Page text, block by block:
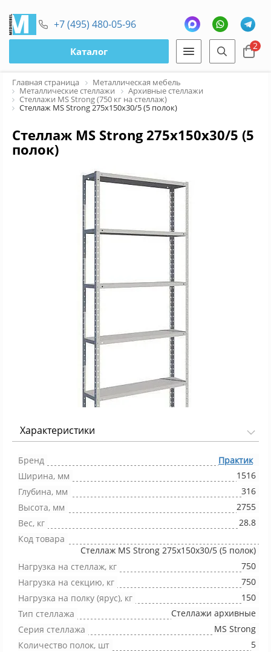
+7 (495) 480-05-96
Каталог 2
Главная страница Металлическая мебель
Металлические стеллажи Архивные стеллажи
Стеллажи MS Strong (750 кг на стеллаж)
Стеллаж MS Strong 275х150х30/5 (5 полок)
Стеллаж MS Strong 275х150х30/5 (5
полок)
Характеристики
Бренд
Практик
Ширина, мм
1516
Глубина, мм
316
Высота, мм
2755
Вес, кг
28.8
Код товара
Стеллаж MS Strong 275х150х30/5 (5 полок)
Нагрузка на стеллаж, кг
750
Нагрузка на секцию, кг
750
Нагрузка на полку (ярус), кг
150
Тип стеллажа
Стеллажи архивные
Серия стеллажа
MS Strong
Количество полок, шт
5